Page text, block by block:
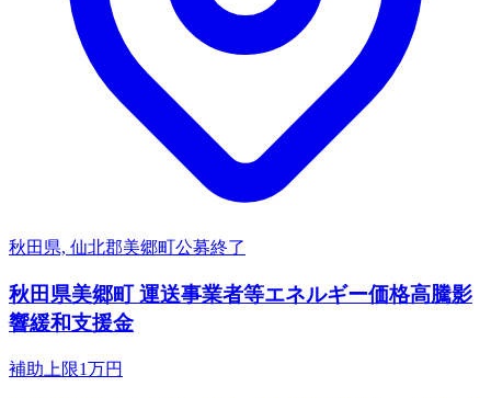
秋田県, 仙北郡美郷町公募終了
秋田県美郷町 運送事業者等エネルギー価格高騰影
響緩和支援金
補助上限1万円